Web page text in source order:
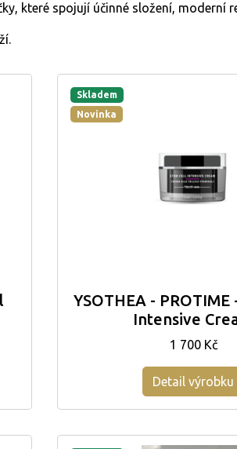
které spojují účinné složení, moderní
Skladem
Novinka
YSOTHEA - PROTIME
Intensive
1 700 Kč
Detail výrobku